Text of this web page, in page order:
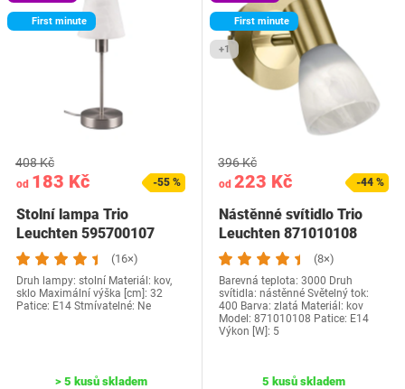
First minute
od 183 Kč
408 Kč
-55 %
Stolní lampa Trio
Leuchten 595700107
(16×)
Druh lampy: stolní Materiál: kov,
sklo Maximální výška [cm]: 32
Patice: E14 Stmívatelné: Ne
> 5 kusů skladem
First minute
+1
od 223 Kč
396 Kč
-44 %
Nástěnné svítidlo Trio
Leuchten 871010108
(8×)
Barevná teplota: 3000 Druh
svítidla: nástěnné Světelný tok:
400 Barva: zlatá Materiál: kov
Model: 871010108 Patice: E14
Výkon [W]: 5
5 kusů skladem